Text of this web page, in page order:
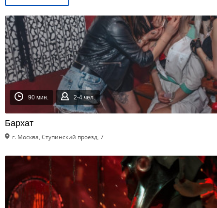
90 мин. 2-4 чел.
Бархат
г. Москва, Ступинский проезд, 7